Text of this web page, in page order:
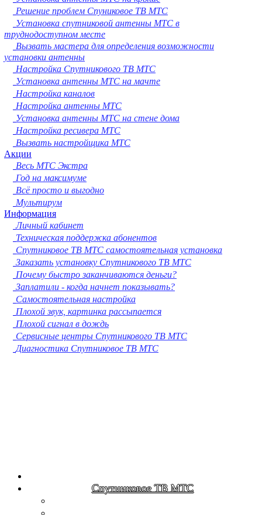
Владимир
Нижний Тагил
Архангельск
Чита
Симферополь
Калуга
Смоленск
Волжский
Саранск
Курган
Череповец
Орёл
Якутск
Владикавказ
Подольск
Грозный
Мурманск
Тамбов
Стерлитамак
Петрозаводск
Кострома
Нижневартовск
Новороссийск
Йошкар-Ола
Химки
Таганрог
Комсомольск-на-Амуре
Сыктывкар
Великий Новгород
Старый Оскол
Решение проблем Спуниковое ТВ МТС
Установка спутниковой антенны МТС в
труднодоступном месте
Вызвать мастера для определения возможности
установки антенны
Настройка Спутникового ТВ МТС
Установка антенны МТС на мачте
Настройка каналов
Настройка антенны МТС
Установка антенны МТС на стене дома
Настройка ресивера МТС
Вызвать настройщика МТС
Акции
Весь МТС Экстра
Год на максимуме
Всё просто и выгодно
Мультирум
Информация
Личный кабинет
Техническая поддержка абонентов
Спутниковое ТВ МТС самостоятельная установка
Заказать установку Спутникового ТВ МТС
Почему быстро заканчиваются деньги?
Заплатили - когда начнет показывать?
Самостоятельная настройка
Плохой звук, картинка рассыпается
Плохой сигнал в дождь
Сервисные центры Спутникового ТВ МТС
Диагностика Спутниковое ТВ МТС
Спутниковое ТВ МТС